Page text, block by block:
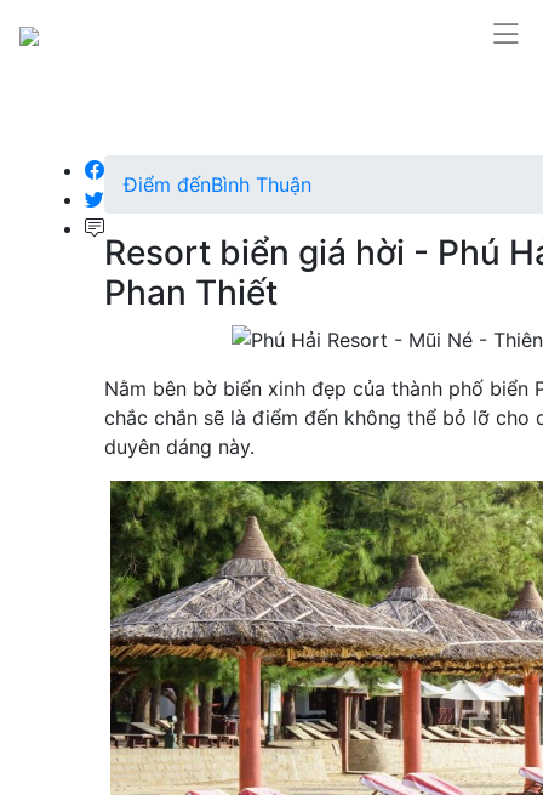
Điểm đếnBình Thuận
Resort biển giá hời - Phú
Phan Thiết
Nằm bên bờ biển xinh đẹp của thành phố biển
chắc chắn sẽ là điểm đến không thể bỏ lỡ
duyên dáng này.